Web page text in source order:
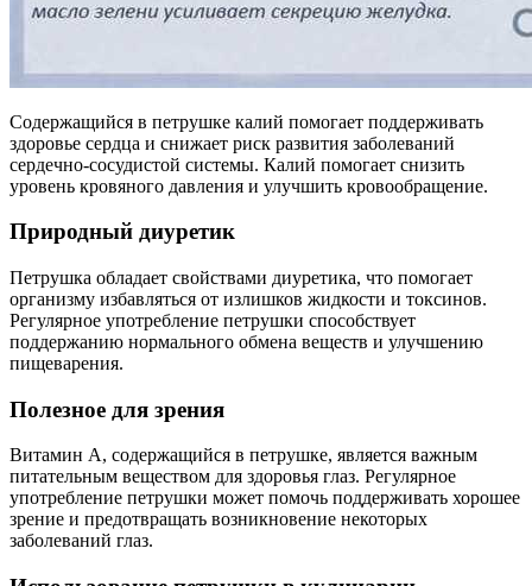
Содержащийся в петрушке калий помогает поддерживать
здоровье сердца и снижает риск развития заболеваний
сердечно-сосудистой системы. Калий помогает снизить
уровень кровяного давления и улучшить кровообращение.
Природный диуретик
Петрушка обладает свойствами диуретика, что помогает
организму избавляться от излишков жидкости и токсинов.
Регулярное употребление петрушки способствует
поддержанию нормального обмена веществ и улучшению
пищеварения.
Полезное для зрения
Витамин А, содержащийся в петрушке, является важным
питательным веществом для здоровья глаз. Регулярное
употребление петрушки может помочь поддерживать хорошее
зрение и предотвращать возникновение некоторых
заболеваний глаз.